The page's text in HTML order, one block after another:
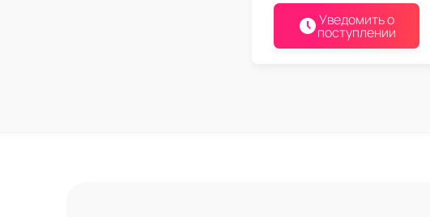
Уведомить о
поступлении